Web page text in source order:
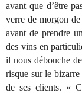
avant que d’être
verre de morgon
avant de prendre
des vins en
il nous débouche
risque sur le
de ses clients. «